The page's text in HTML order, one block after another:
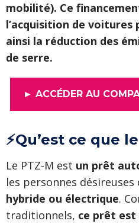
mobilité). Ce
l’acquisition de
ainsi la réduction des
de serre.
► ACCÉDER AU
⚡Qu’est ce que
Le PTZ-M est un prêt
les personnes désireuses
hybride ou électrique.
traditionnels, ce prêt est